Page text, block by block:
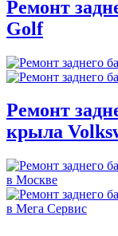
Ремонт
Golf
Ремонт
крыла